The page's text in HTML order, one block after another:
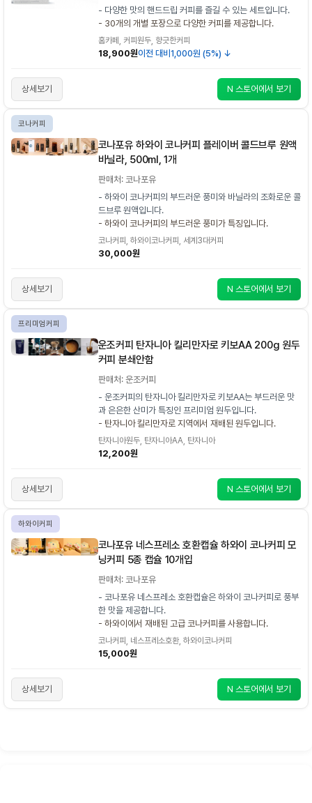
- 다양한 맛의 핸드드립 커피를 즐길 수 있는 세트입니다.
- 30개의 개별 포장으로 다양한 커피를 제공합니다.
홈카페, 커피원두, 향긋한커피
18,900원이전 대비 1,000원 (5%) ↓
상세보기 N 스토어에서 보기
코나커피
코나포유 하와이 코나커피 플레이버 콜드브루 원액
바닐라, 500ml, 1개
판매처: 코나포유
- 하와이 코나커피의 부드러운 풍미와 바닐라의 조화로운 콜
드브루 원액입니다.
- 하와이 코나커피의 부드러운 풍미가 특징입니다.
코나커피, 하와이코나커피, 세계3대커피
30,000원
상세보기 N 스토어에서 보기
프리미엄커피
운조커피 탄자니아 킬리만자로 키보AA 200g 원두
커피 분쇄안함
판매처: 운조커피
- 운조커피의 탄자니아 킬리만자로 키보AA는 부드러운 맛
과 은은한 산미가 특징인 프리미엄 원두입니다.
- 탄자니아 킬리만자로 지역에서 재배된 원두입니다.
탄자니아원두, 탄자니아AA, 탄자니아
12,200원
상세보기 N 스토어에서 보기
하와이커피
코나포유 네스프레소 호환캡슐 하와이 코나커피 모
닝커피 5종 캡슐 10개입
판매처: 코나포유
- 코나포유 네스프레소 호환캡슐은 하와이 코나커피로 풍부
한 맛을 제공합니다.
- 하와이에서 재배된 고급 코나커피를 사용합니다.
코나커피, 네스프레소호환, 하와이코나커피
15,000원
상세보기 N 스토어에서 보기